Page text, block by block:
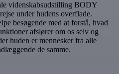
videnskabsudstilling BODY
under hudens overflade.
besøgende med at forstå, hvad
afslører om os selv og
huden er mennesker fra alle
de samme.